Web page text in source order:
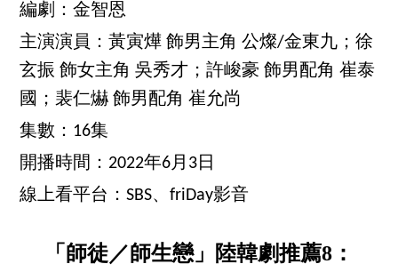
編劇：金智恩
主演演員：黃寅燁 飾男主角 公燦/金東九；徐
玄振 飾女主角 吳秀才；許峻豪 飾男配角 崔泰
國；裴仁爀 飾男配角 崔允尚
集數：16集
開播時間：2022年6月3日
線上看平台：SBS、friDay影音
「師徒／師生戀」陸韓劇推薦8：